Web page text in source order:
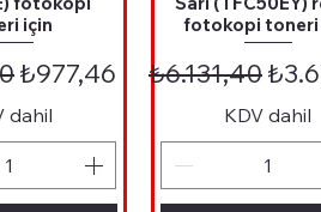
için
İndirimli Fiyat
₺977,46
dahil
fotokopi toneri
Normal Fiyat
₺6.131,40
KDV dahil